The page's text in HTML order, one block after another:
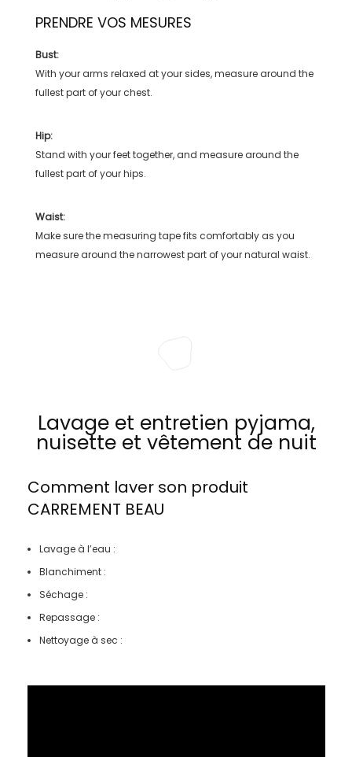
PRENDRE VOS MESURES
Bust:
With your arms relaxed at your sides, measure around the
fullest part of your chest.
Hip:
Stand with your feet together, and measure around the
fullest part of your hips.
Waist:
Make sure the measuring tape fits comfortably as you
measure around the narrowest part of your natural waist.
Lavage et entretien pyjama,
nuisette et vêtement de nuit
Comment laver son produit
CARREMENT BEAU
Lavage à l’eau :
Blanchiment :
Séchage :
Repassage :
Nettoyage à sec :